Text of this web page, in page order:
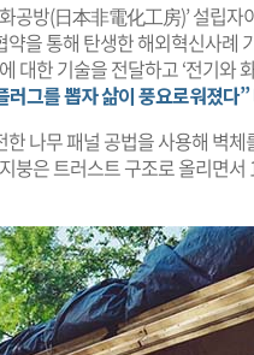
공방(日本非電化工房)’ 설립자
을 통해 탄생한 해외혁신사례
대한 기술을 전달하고 ‘전기와
그를 뽑자 삶이 풍요로워졌다
나무 패널 공법을 사용해 벽
붕은 트러스트 구조로 올리면